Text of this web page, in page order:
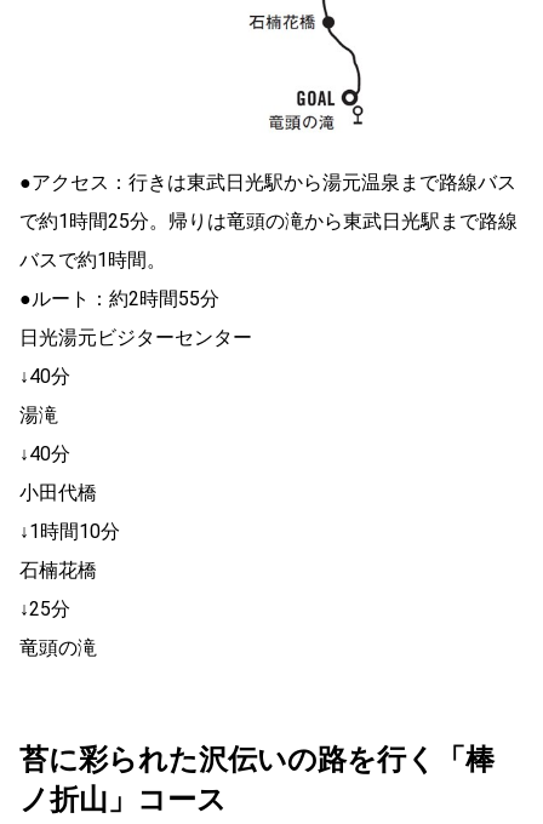
●アクセス：行きは東武日光駅から湯元温泉まで路線バス
で約1時間25分。帰りは竜頭の滝から東武日光駅まで路線
バスで約1時間。
●ルート：約2時間55分
日光湯元ビジターセンター
↓40分
湯滝
↓40分
小田代橋
↓1時間10分
石楠花橋
↓25分
竜頭の滝
苔に彩られた沢伝いの路を行く「棒
ノ折山」コース